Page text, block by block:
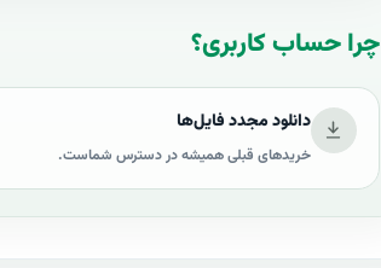
چرا حساب کاربری؟
دانلود مجدد فایل‌ها
خریدهای قبلی همیشه در دسترس شماست.